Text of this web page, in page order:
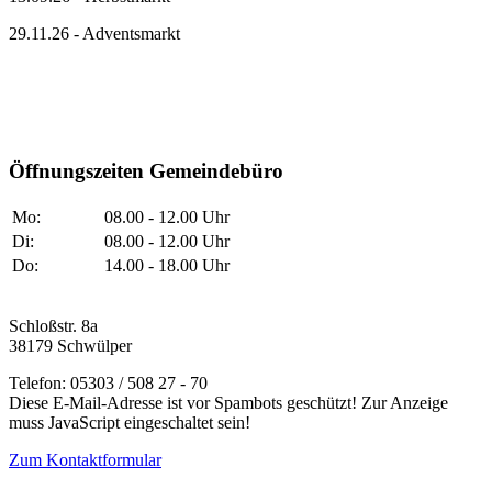
29.11.26 - Adventsmarkt
Öffnungszeiten Gemeindebüro
Mo:
08.00 - 12.00 Uhr
Di:
08.00 - 12.00 Uhr
Do:
14.00 - 18.00 Uhr
Schloßstr. 8a
38179 Schwülper
Telefon: 05303 / 508 27 - 70
Diese E-Mail-Adresse ist vor Spambots geschützt! Zur Anzeige
muss JavaScript eingeschaltet sein!
Zum Kontaktformular